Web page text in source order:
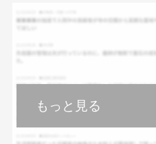
もっと見る